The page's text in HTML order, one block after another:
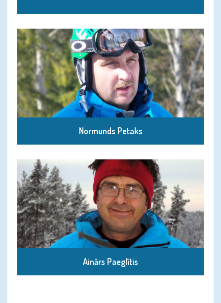
Normunds Petaks
He has got a certificate of Rukka (Finland). Can
find a very good contanct with skiers of all age
Ainārs Paeglītis